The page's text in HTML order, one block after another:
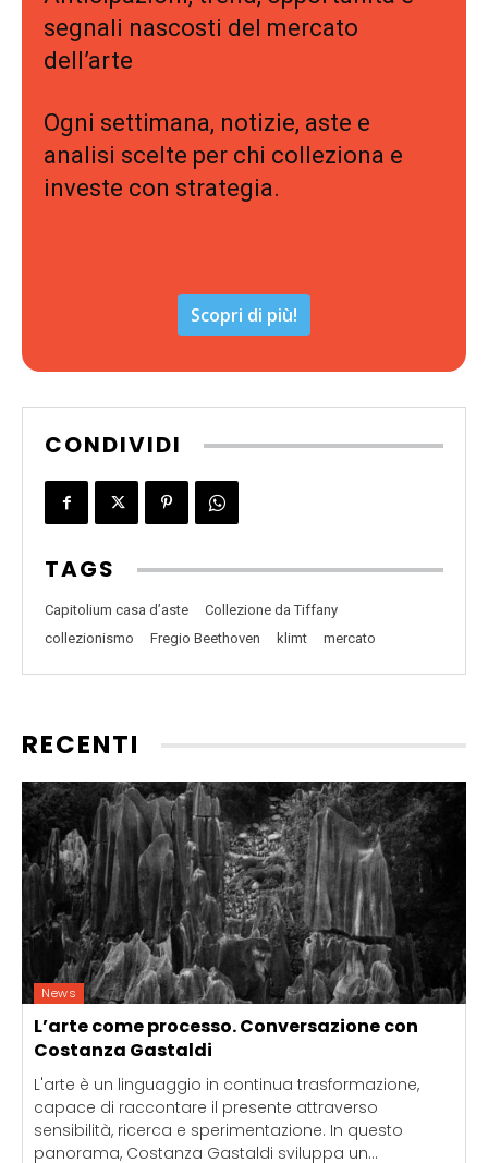
segnali nascosti del mercato
dell’arte
Ogni settimana, notizie, aste e
analisi scelte per chi colleziona e
investe con strategia.
Scopri di più!
CONDIVIDI
TAGS
Capitolium casa d’aste
Collezione da Tiffany
collezionismo
Fregio Beethoven klimt mercato
RECENTI
News
L’arte come processo. Conversazione con
Costanza Gastaldi
L'arte è un linguaggio in continua trasformazione,
capace di raccontare il presente attraverso
sensibilità, ricerca e sperimentazione. In questo
panorama, Costanza Gastaldi sviluppa un...